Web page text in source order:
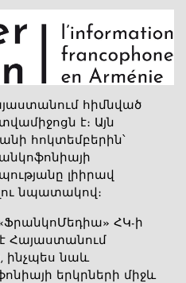
հիմնված
է։ Այն
հոկտեմբերին՝
լիիրավ
նպատակով։
ՀԿ-ի
Հայաստանում
ինչպես նաև
երկրների միջև